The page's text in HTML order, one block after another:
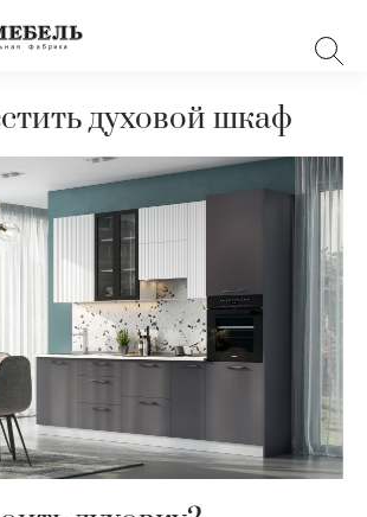
духовой шкаф